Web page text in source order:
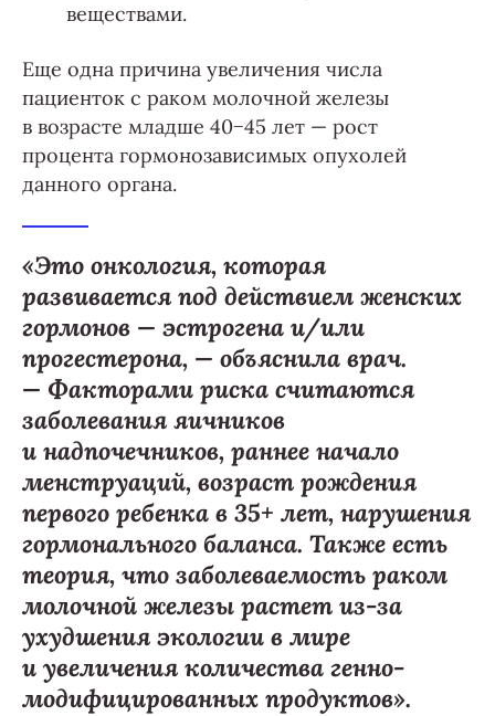
веществами.
Еще одна причина увеличения числа
пациенток с раком молочной железы
в возрасте младше 40−45 лет — рост
процента гормонозависимых опухолей
данного органа.
«Это онкология, которая
развивается под действием женских
гормонов — эстрогена и/или
прогестерона, — объяснила врач.
— Факторами риска считаются
заболевания яичников
и надпочечников, раннее начало
менструаций, возраст рождения
первого ребенка в 35+ лет, нарушения
гормонального баланса. Также есть
теория, что заболеваемость раком
молочной железы растет из-за
ухудшения экологии в мире
и увеличения количества генно-
модифицированных продуктов».